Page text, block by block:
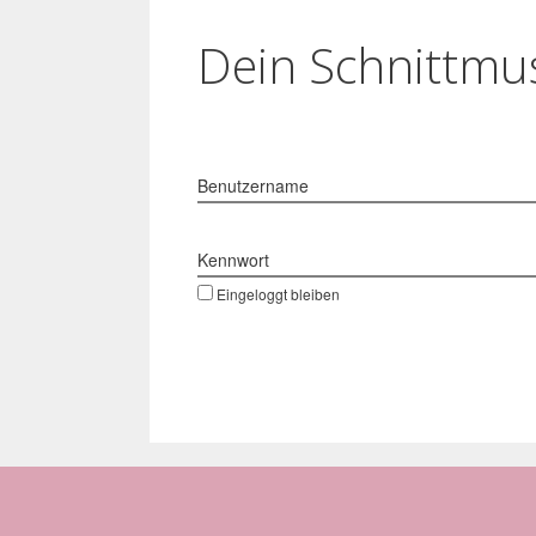
Dein
Benutzername
Kennwort
Eingeloggt bleiben